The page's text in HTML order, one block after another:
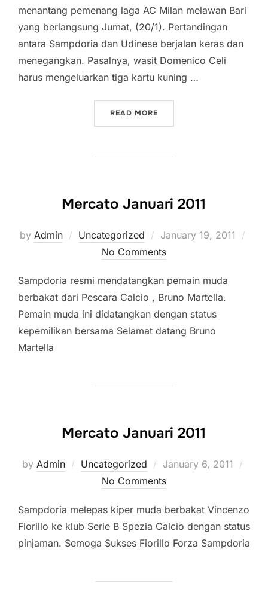
menantang pemenang laga AC Milan melawan Bari
yang berlangsung Jumat, (20/1). Pertandingan
antara Sampdoria dan Udinese berjalan keras dan
menegangkan. Pasalnya, wasit Domenico Celi
harus mengeluarkan tiga kartu kuning …
READ MORE
Mercato Januari 2011
by Admin Uncategorized
Posted
on
January 19, 2011
No Comments
Sampdoria resmi mendatangkan pemain muda
berbakat dari Pescara Calcio , Bruno Martella.
Pemain muda ini didatangkan dengan status
kepemilikan bersama Selamat datang Bruno
Martella
Mercato Januari 2011
by Admin Uncategorized
Posted
on
January 6, 2011
No Comments
Sampdoria melepas kiper muda berbakat Vincenzo
Fiorillo ke klub Serie B Spezia Calcio dengan status
pinjaman. Semoga Sukses Fiorillo Forza Sampdoria